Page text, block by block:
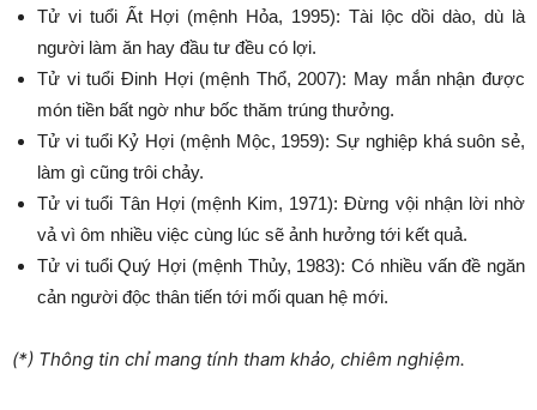
Tử vi tuổi Ất Hợi (mệnh Hỏa, 1995): Tài lộc dồi dào, dù là
người làm ăn hay đầu tư đều có lợi.
Tử vi tuổi Đinh Hợi (mệnh Thổ, 2007): May mắn nhận được
món tiền bất ngờ như bốc thăm trúng thưởng.
Tử vi tuổi Kỷ Hợi (mệnh Mộc, 1959): Sự nghiệp khá suôn sẻ,
làm gì cũng trôi chảy.
Tử vi tuổi Tân Hợi (mệnh Kim, 1971): Đừng vội nhận lời nhờ
vả vì ôm nhiều việc cùng lúc sẽ ảnh hưởng tới kết quả.
Tử vi tuổi Quý Hợi (mệnh Thủy, 1983): Có nhiều vấn đề ngăn
cản người độc thân tiến tới mối quan hệ mới.
(*) Thông tin chỉ mang tính tham khảo, chiêm nghiệm.